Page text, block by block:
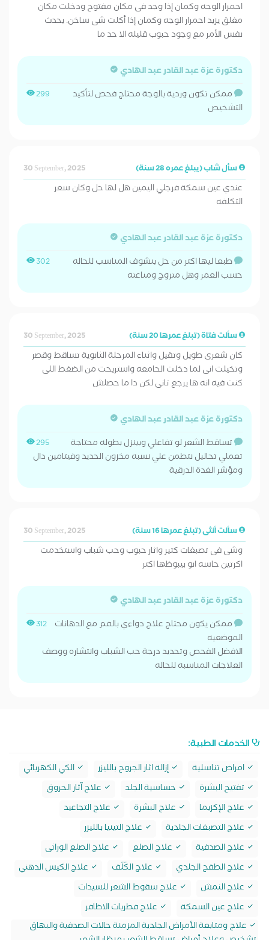
احمرار الوجه وكمان إذا وجد فى مكان مفتوح ودخلت مكان
مغلق يزيد احمرار الوجه وكمان إذا أكلت شى ساخن. يحدث
نفس الأمر مع وجود حبوب قليله الا حد ما
دكتورة عزة عبد القادر عبد الهادي
299
ممكن تكون وردية بالوجة محتاج فحص لتأكيد
التشخيص
سأل شاب (يبلغ عمره 28 سنة) 30 September, 2025
عندي عين سمكة فرجلي اليمين هل لها حل وكان سعر
التكلفه
دكتورة عزة عبد القادر عبد الهادي
302
طبعا ليها اكتر من حل بنشوف المناسب للحاله
حسب العمر وهل متزوج ومناعته
سألت فتاة (تبلغ عمرها 20 سنة) 30 September, 2025
كان شعرى طويل وتقيل واثناء المرحلة الثانوية تساقط وقصر
وتخيلت انى لما دخلت الحامعه واستريحت من الضغط اللى
كنت فيه انه ها يرجع تانى لكن دا ما حصلش
دكتورة عزة عبد القادر عبد الهادي
295
تساقط الشعر لو تفاعلي وبينزل بطوله محتاجة
تعملي تحاليل نتطمن علي نسبه مخزون الحديد وفيتامين دال
ومؤشر الغدة الدرقية
سألت أنثى (تبلغ عمرها 16 سنة) 30 September, 2025
وشى فى تصبغات كتير واثار حبوب وحب شباب واستخدمت
اكرتين حاسه انو بيبوظها اكتر
دكتورة عزة عبد القادر عبد الهادي
312
ممكن يكون محتاج علاج دواءي بالفم مع الدهانات
الموضعيه
الافضل الفحص وتحديد درجة حب الشباب وانتشاره ووصف
العلاجات المناسبه للحاله
الخدمات الطبية:
امراض تناسلية إزالة اثار الجروح بالليزر
الكي الكهربائي
تفتيح البشرة
حساسية الجلد
علاج آثار الحروق
علاج الإكزيما
علاج البشرة
علاج التجاعيد
علاج التصبغات الجلدية
علاج التينيا بالليزر
علاج الصدفية
علاج الصلع
علاج الصلع الوراثى
علاج الطفح الجلدي
علاج الكَلَف
علاج الكيس الدهني
علاج النمش
علاج سقوط الشعر للسيدات
علاج عين السمكة
علاج فطريات الاظافر
علاج ومتابعة الأمراض الجلدية المزمنة حالات الصدفية والبهاق